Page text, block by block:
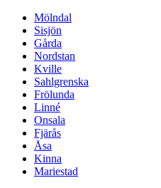
Mölndal
Sisjön
Gårda
Nordstan
Kville
Sahlgrenska
Frölunda
Linné
Onsala
Fjärås
Åsa
Kinna
Mariestad